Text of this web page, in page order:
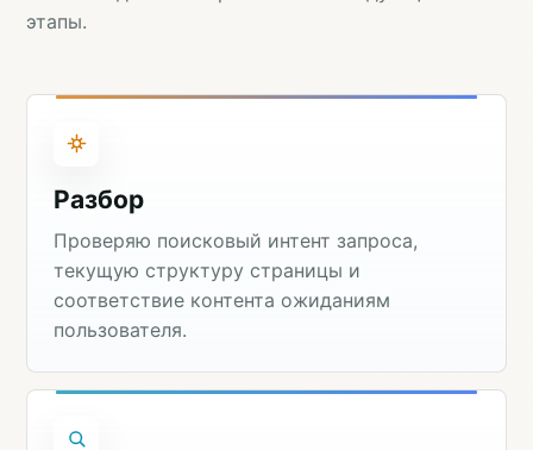
этапы.
Разбор
Проверяю поисковый интент запроса,
текущую структуру страницы и
соответствие контента ожиданиям
пользователя.